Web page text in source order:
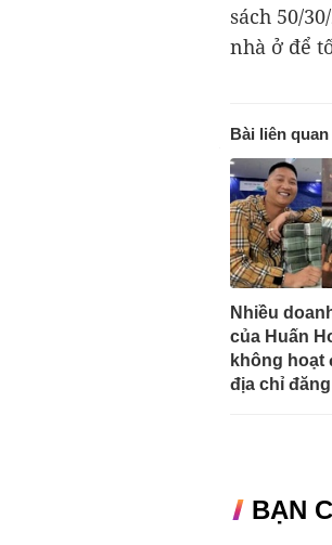
sách 50/
nhà ở để
Bài liên quan
Nhiều
của Huấn
không hoạt
địa chỉ
BẠN